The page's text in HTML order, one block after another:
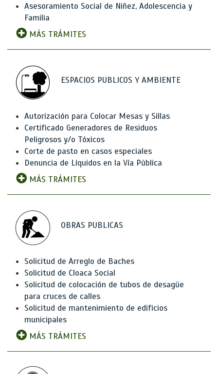
Asesoramiento Social de Niñez, Adolescencia y
Familia
MÁS TRÁMITES
ESPACIOS PUBLICOS Y AMBIENTE
Autorización para Colocar Mesas y Sillas
Certificado Generadores de Residuos
Peligrosos y/o Tóxicos
Corte de pasto en casos especiales
Denuncia de Líquidos en la Vía Pública
MÁS TRÁMITES
OBRAS PUBLICAS
Solicitud de Arreglo de Baches
Solicitud de Cloaca Social
Solicitud de colocación de tubos de desagüe
para cruces de calles
Solicitud de mantenimiento de edificios
municipales
MÁS TRÁMITES